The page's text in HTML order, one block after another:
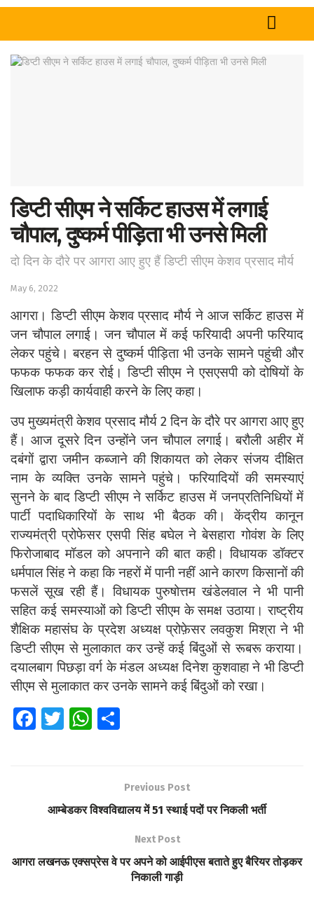
डिप्टी सीएम ने सर्किट हाउस में लगाई
चौपाल, दुष्कर्म पीड़िता भी उनसे मिली
दो दिन के दौरे पर आगरा आए हुए हैं डिप्टी सीएम केशव प्रसाद मौर्य
May 6, 2022
आगरा। डिप्टी सीएम केशव प्रसाद मौर्य ने आज सर्किट हाउस में
जन चौपाल लगाई। जन चौपाल में कई फरियादी अपनी फरियाद
लेकर पहुंचे। बरहन से दुष्कर्म पीड़िता भी उनके सामने पहुंची और
फफक फफक कर रोई। डिप्टी सीएम ने एसएसपी को दोषियों के
खिलाफ कड़ी कार्यवाही करने के लिए कहा।
उप मुख्यमंत्री केशव प्रसाद मौर्य 2 दिन के दौरे पर आगरा आए हुए
हैं। आज दूसरे दिन उन्होंने जन चौपाल लगाई। बरौली अहीर में
दबंगों द्वारा जमीन कब्जाने की शिकायत को लेकर संजय दीक्षित
नाम के व्यक्ति उनके सामने पहुंचे। फरियादियों की समस्याएं
सुनने के बाद डिप्टी सीएम ने सर्किट हाउस में जनप्रतिनिधियों में
पार्टी पदाधिकारियों के साथ भी बैठक की। केंद्रीय कानून
राज्यमंत्री प्रोफेसर एसपी सिंह बघेल ने बेसहारा गोवंश के लिए
फिरोजाबाद मॉडल को अपनाने की बात कही। विधायक डॉक्टर
धर्मपाल सिंह ने कहा कि नहरों में पानी नहीं आने कारण किसानों की
फसलें सूख रही हैं। विधायक पुरुषोत्तम खंडेलवाल ने भी पानी
सहित कई समस्याओं को डिप्टी सीएम के समक्ष उठाया। राष्ट्रीय
शैक्षिक महासंघ के प्रदेश अध्यक्ष प्रोफ़ेसर लवकुश मिश्रा ने भी
डिप्टी सीएम से मुलाकात कर उन्हें कई बिंदुओं से रूबरू कराया।
दयालबाग पिछड़ा वर्ग के मंडल अध्यक्ष दिनेश कुशवाहा ने भी डिप्टी
सीएम से मुलाकात कर उनके सामने कई बिंदुओं को रखा।
Fa
o
T
W
A
p
e
Previous Post
आम्बेडकर विश्वविद्यालय में 51 स्थाई पदों पर निकली भर्ती
Next Post
आगरा लखनऊ एक्सप्रेस वे पर अपने को आईपीएस बताते हुए बैरियर तोड़कर
निकाली गाड़ी
Education
Health